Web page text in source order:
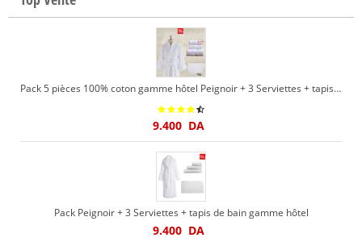
Pack 5 pièces 100% coton gamme hôtel Peignoir + 3 Serviettes + tapis de bain
9.400 DA
Pack Peignoir + 3 Serviettes + tapis de bain gamme hôtel
9.400 DA